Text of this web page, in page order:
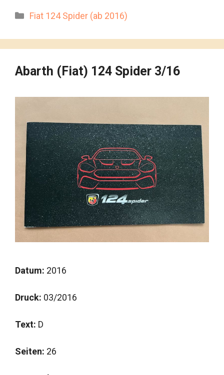
Kategorien
Fiat 124 Spider (ab 2016)
Abarth (Fiat) 124 Spider 3/16
Datum: 2016
Druck: 03/2016
Text: D
Seiten: 26